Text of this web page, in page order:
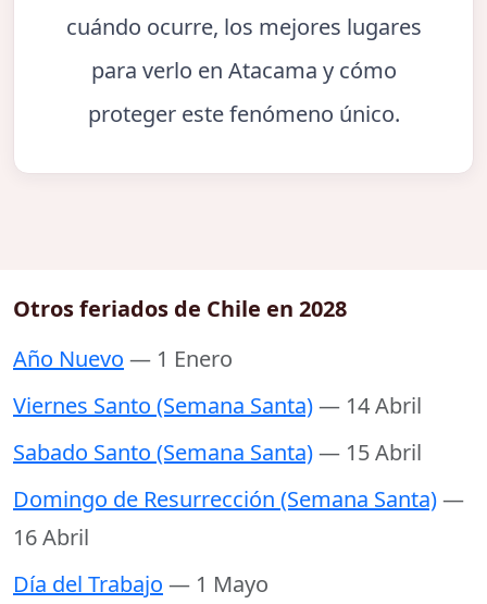
cuándo ocurre, los mejores lugares
para verlo en Atacama y cómo
proteger este fenómeno único.
Otros feriados de Chile en 2028
Año Nuevo — 1 Enero
Viernes Santo (Semana Santa)— 14 Abril
Sabado Santo (Semana Santa)— 15 Abril
Domingo de Resurrección (Semana Santa)—
16 Abril
Día del Trabajo — 1 Mayo